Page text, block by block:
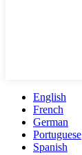
English
French
German
Portuguese
Spanish